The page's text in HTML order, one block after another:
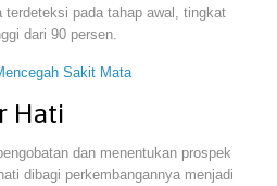
terdeteksi pada tahap awal, tingkat
dari 90 persen.
Sakit Mata
Hati
dan menentukan prospek
dibagi perkembangannya menjadi